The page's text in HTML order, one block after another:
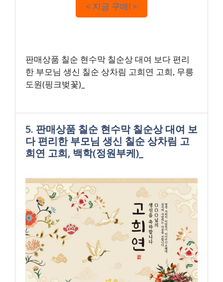
< 지금 구매! >
판매상품 칠순 현수막 칠순상 대여 보다 편리
한 부모님 생신 칠순 상차림 고희연 고희, 무릉
도원(핑크벚꽃)_
5. 판매상품 칠순 현수막 칠순상 대여 보
다 편리한 부모님 생신 칠순 상차림 고
희연 고희, 백학(정원부케)_